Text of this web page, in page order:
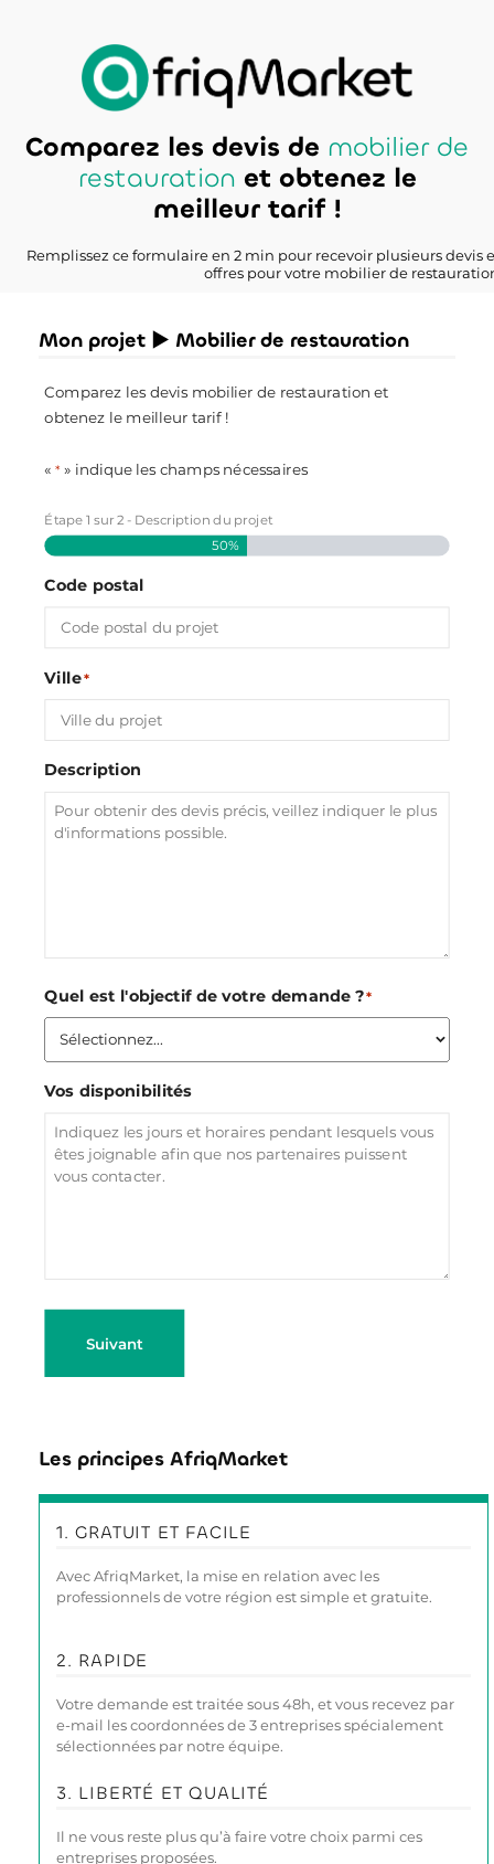
Comparez les devis de mobilier de
restauration et obtenez le
meilleur tarif !
Remplissez ce formulaire en 2 min pour recevoir plusieurs devis
offres pour votre mobilier de
Mon projet ► Mobilier de restauration
Comparez les devis mobilier de restauration et
obtenez le meilleur tarif !
«* » indique les champs nécessaires
Étape1 sur2 - Description du projet
50%
Code postal
Ville*
Description
Quel est l'objectif de votre demande ?*
Vos disponibilités
Suivant
Les principes AfriqMarket
1. GRATUIT ET FACILE
Avec AfriqMarket, la mise en relation avec les
professionnels de votre région est simple et gratuite.
2. RAPIDE
Votre demande est traitée sous 48h, et vous recevez par
e-mail les coordonnées de 3 entreprises spécialement
sélectionnées par notre équipe.
3. LIBERTÉ ET QUALITÉ
Il ne vous reste plus qu’à faire votre choix parmi ces
entreprises proposées.